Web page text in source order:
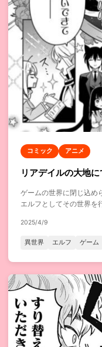
コミック アニメ
リアデイルの大地に
ゲームの世界に閉じ込め
エルフとしてその世界を
2025/4/9
異世界 エルフ ゲーム